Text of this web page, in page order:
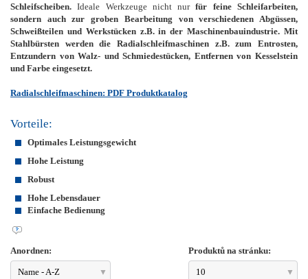
Schleifscheiben. Ideale Werkzeuge nicht nurfür feine Schleifarbeiten,
sondern auch zur groben Bearbeitung von verschiedenen Abgüssen,
Schweißteilen und Werkstücken z.B. in der Maschinenbauindustrie. Mit
Stahlbürsten werden die Radialschleifmaschinen z.B. zum Entrosten,
Entzundern von Walz- und Schmiedestücken, Entfernen von Kesselstein
und Farbe eingesetzt.
Radialschleifmaschinen: PDF Produktkatalog
Vorteile:
Optimales Leistungsgewicht
Hohe Leistung
Robust
Hohe Lebensdauer
Einfache Bedienung
Anordnen:
Name - A-Z
Produktů na stránku:
10